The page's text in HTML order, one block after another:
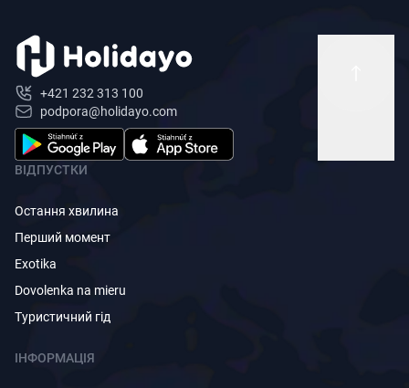
+421 232 313 100
podpora@holidayo.com
ВІДПУСТКИ
Остання хвилина
Перший момент
Exotika
Dovolenka na mieru
Туристичний гід
ІНФОРМАЦІЯ